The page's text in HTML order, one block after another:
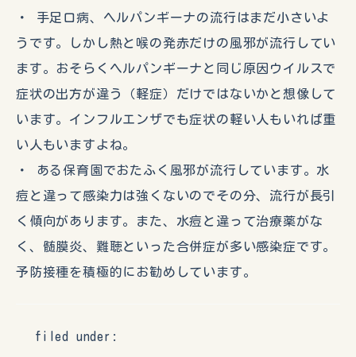
・ 手足口病、ヘルパンギーナの流行はまだ小さいよ
うです。しかし熱と喉の発赤だけの風邪が流行してい
ます。おそらくヘルパンギーナと同じ原因ウイルスで
症状の出方が違う（軽症）だけではないかと想像して
います。インフルエンザでも症状の軽い人もいれば重
い人もいますよね。
・ ある保育園でおたふく風邪が流行しています。水
痘と違って感染力は強くないのでその分、流行が長引
く傾向があります。また、水痘と違って治療薬がな
く、髄膜炎、難聴といった合併症が多い感染症です。
予防接種を積極的にお勧めしています。
filed under: